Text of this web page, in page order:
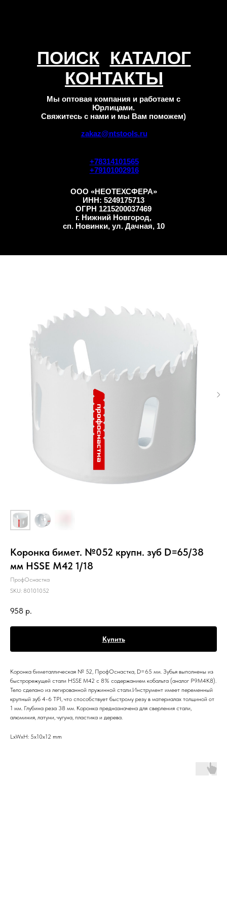
КОНТАКТЫ
ПОИСК
+78314101565
+79101002916
zakaz@ntstools.ru
КАТАЛОГ
ООО «НЕОТЕХСФЕРА»
ИНН: 5249175713
ОГРН 1215200037469
г. Нижний Новгород,
сп. Новинки, ул. Дачная, 10
Мы оптовая компания и работаем с
Юрлицами.
Свяжитесь с нами и мы Вам поможем)
Коронка бимет. №052 крупн. зуб D=65/38
мм HSSE M42 1/18
ПрофОснастка
SKU: 80101052
958 р.
Купить
Коронка биметаллическая № 52, ПрофОснастка, D=65 мм. Зубья выполнены из
быстрорежущей стали HSSE M42 c 8% содержанием кобальта (аналог Р9М4К8).
Тело сделано из легированной пружинной стали.Инструмент имеет переменный
крупный зуб 4-6 TPI, что способствует быстрому резу в материалах толщиной от
1 мм. Глубина реза 38 мм. Коронка предназначена для сверления стали,
алюминия, латуни, чугуна, пластика и дерева.
LxWxH: 5x10x12 mm